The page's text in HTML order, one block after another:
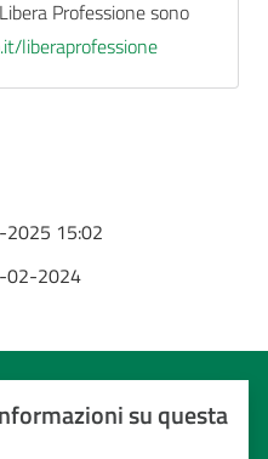
Professione sono
liberaprofessione
15:02
02-2024
su questa